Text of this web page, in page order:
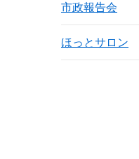
市政報告会
ほっとサロン